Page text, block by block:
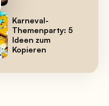
Karneval-
Themenparty: 5
Ideen zum
Kopieren